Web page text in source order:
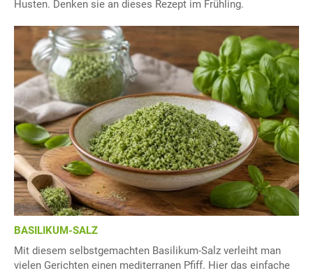
Husten. Denken sie an dieses Rezept im Frühling.
BASILIKUM-SALZ
Mit diesem selbstgemachten Basilikum-Salz verleiht man
vielen Gerichten einen mediterranen Pfiff. Hier das einfache